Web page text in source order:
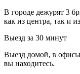
В городе дежурят 3
как из центра, так и
Выезд за 30 минут
Выезд домой, в
вы находитесь.